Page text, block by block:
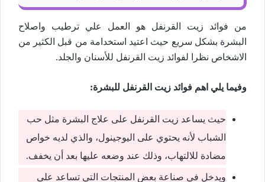
من فوائد زيت القرنفل هو العمل علي ترطيب واصلاح
البشرة بشكل سريع حيث اعتيد استخدامة من قبل الكثير من
الاشخاص نظرا لفوائد زيت القرنفل للأسنان والجلد.
وفيما يلي اهم فوائد زيت القرنفل للبشرة:
حيث يساعد زيت القرنفل على علاج البشرة مثل حب
الشباب لأنه يحتوي على اليوجينول، والذي لديه خواص
مضادة للالتهاب، وذلك عند وضعه عليها بعد أن يخفف.
ويدخل في صناعة بعض المنتجات التي تساعد على